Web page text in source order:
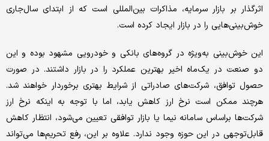
اثرگذار بر بازار سرمایه، مذاکرات بین‌المللی است که از ابتدای سال‌جاری
خوش‌بینی‌‌‌هایی را در بازار ایجاد کرده است.
این خوش‌بینی به‌‌‌ویژه در گروه‌‌‌های بانکی و خودرویی مشهود بوده و این
دو صنعت در یک‌ماه اخیر بهترین عملکرد را در بازار داشتند. در صورت
حصول توافق، شرکت‌های صادراتی از شرایط بهتری برخوردار خواهند شد.
هرچند ممکن است نرخ ارز کاهش یابد، اما با توجه به اینکه نرخ ارز
شرکت‌ها براساس سامانه نیما یا بازار توافقی تعیین می‌شود، انتظار کاهش
قابل‌‌‌توجهی در این حوزه وجود ندارد. علاوه بر این، رفع تحریم‌‌‌ها می‌‌‌تواند